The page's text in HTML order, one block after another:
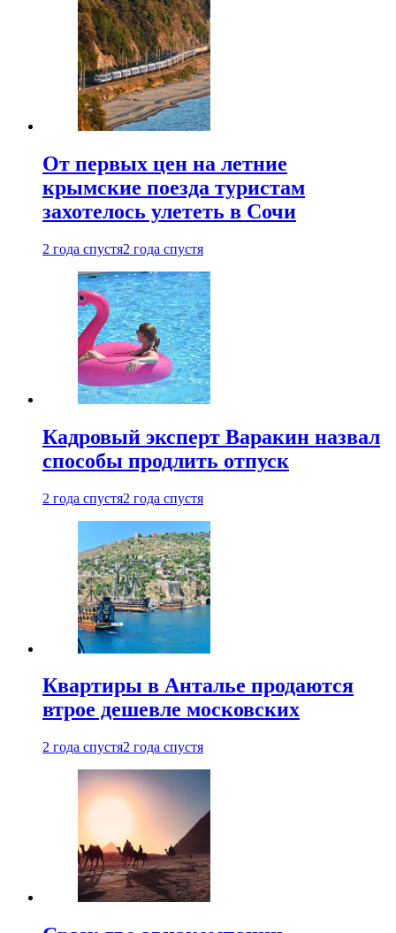
От первых цен на летние
крымские поезда туристам
захотелось улететь в Сочи
2 года спустя2 года спустя
Кадровый эксперт Варакин назвал
способы продлить отпуск
2 года спустя2 года спустя
Квартиры в Анталье продаются
втрое дешевле московских
2 года спустя2 года спустя